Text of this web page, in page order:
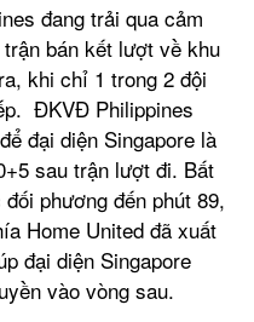
đang trải qua cảm
bán kết lượt về khu
khi chỉ 1 trong 2 đội
ĐKVĐ Philippines
đại diện Singapore là
sau trận lượt đi. Bất
phương đến phút 89,
Home United đã xuất
đại diện Singapore
vào vòng sau.